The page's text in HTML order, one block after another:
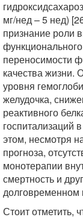
мг/нед – 5 нед)
признание роли
переносимости
качества жизни.
уровня
желудочка,
реактивного
госпитализаций
этом, несмотря
прогноза,
монотерапии
смертность и
долговременном
Стоит отметить,